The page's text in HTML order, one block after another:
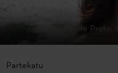
Verde Prato.
Partekatu